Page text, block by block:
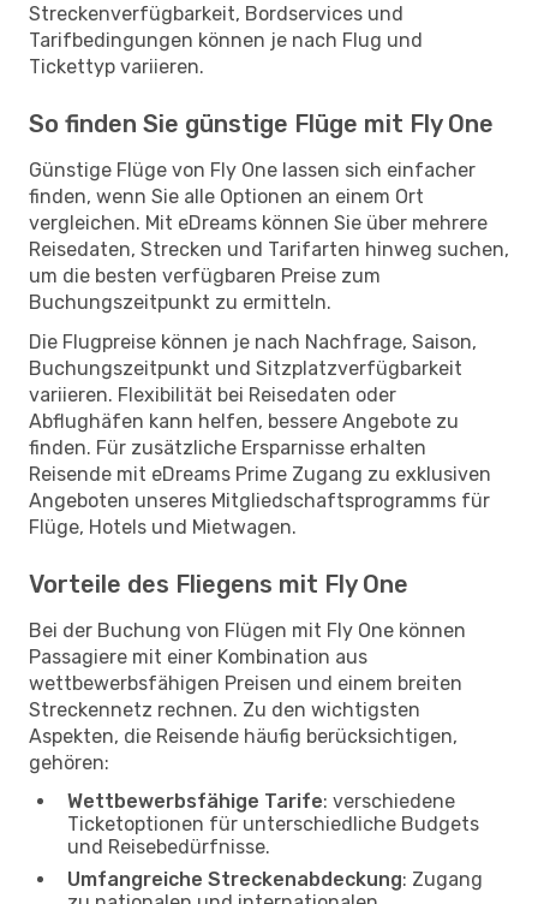
Streckenverfügbarkeit, Bordservices und
Tarifbedingungen können je nach Flug und
Tickettyp variieren.
So finden Sie günstige Flüge mit Fly One
Günstige Flüge von Fly One lassen sich einfacher
finden, wenn Sie alle Optionen an einem Ort
vergleichen. Mit eDreams können Sie über mehrere
Reisedaten, Strecken und Tarifarten hinweg suchen,
um die besten verfügbaren Preise zum
Buchungszeitpunkt zu ermitteln.
Die Flugpreise können je nach Nachfrage, Saison,
Buchungszeitpunkt und Sitzplatzverfügbarkeit
variieren. Flexibilität bei Reisedaten oder
Abflughäfen kann helfen, bessere Angebote zu
finden. Für zusätzliche Ersparnisse erhalten
Reisende mit eDreams Prime Zugang zu exklusiven
Angeboten unseres Mitgliedschaftsprogramms für
Flüge, Hotels und Mietwagen.
Vorteile des Fliegens mit Fly One
Bei der Buchung von Flügen mit Fly One können
Passagiere mit einer Kombination aus
wettbewerbsfähigen Preisen und einem breiten
Streckennetz rechnen. Zu den wichtigsten
Aspekten, die Reisende häufig berücksichtigen,
gehören:
Wettbewerbsfähige Tarife: verschiedene
Ticketoptionen für unterschiedliche Budgets
und Reisebedürfnisse.
Umfangreiche Streckenabdeckung: Zugang